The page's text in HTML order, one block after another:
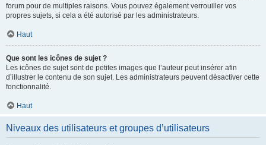
forum pour de multiples raisons. Vous pouvez également verrouiller vos
propres sujets, si cela a été autorisé par les administrateurs.
Haut
Que sont les icônes de sujet ?
Les icônes de sujet sont de petites images que l’auteur peut insérer afin
d’illustrer le contenu de son sujet. Les administrateurs peuvent désactiver cette
fonctionnalité.
Haut
Niveaux des utilisateurs et groupes d’utilisateurs